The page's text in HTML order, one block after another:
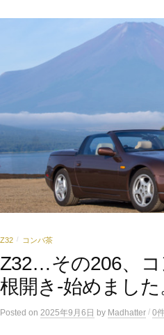
Z32 / コンバ茶
Z32…その206、コ
根開き-始めました
Posted on 2025年9月6日 by Madhatter / 0